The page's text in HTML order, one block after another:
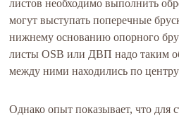
листов необходимо выполнить
могут выступать поперечные
нижнему основанию опорного
листы OSB или ДВП надо таким
между ними находились по
Однако опыт показывает, что для